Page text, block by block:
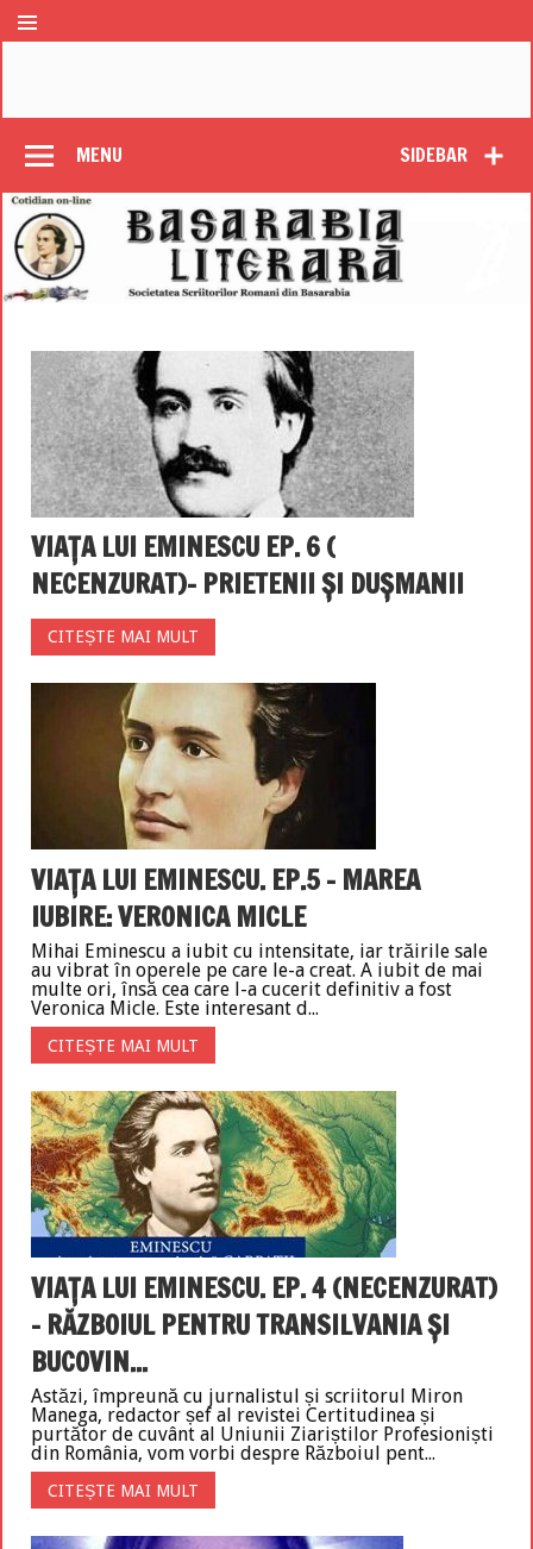
SIDEBAR
MENU
VIAȚA LUI EMINESCU EP. 6 (
NECENZURAT)- PRIETENII ȘI DUȘMANII
CITEȘTE MAI MULT
VIAȚA LUI EMINESCU. EP.5 – MAREA
IUBIRE: VERONICA MICLE
Mihai Eminescu a iubit cu intensitate, iar trăirile sale
au vibrat în operele pe care le-a creat. A iubit de mai
multe ori, însă cea care l-a cucerit definitiv a fost
Veronica Micle. Este interesant d...
CITEȘTE MAI MULT
VIAȚA LUI EMINESCU. EP. 4 (NECENZURAT)
– RĂZBOIUL PENTRU TRANSILVANIA ȘI
BUCOVIN...
Astăzi, împreună cu jurnalistul și scriitorul Miron
Manega, redactor șef al revistei Certitudinea și
purtător de cuvânt al Uniunii Ziariștilor Profesioniști
din România, vom vorbi despre Războiul pent...
CITEȘTE MAI MULT